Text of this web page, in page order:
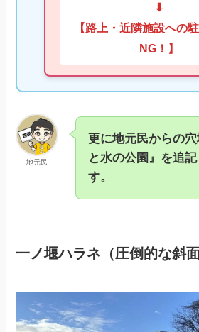
⬇
【路上・近隣施設への
NG！】
地元民
更に地元民からの
と水の公園』を追
す。
一ノ堰ハラネ（圧倒的な斜面